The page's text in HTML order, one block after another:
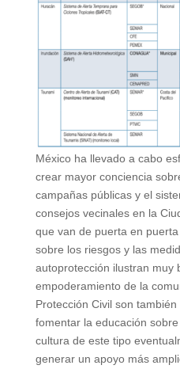
México ha llevado a cabo
crear mayor conciencia
campañas públicas y el
consejos vecinales en la
que van de puerta en
sobre los riesgos y las
autoprotección ilustran muy
empoderamiento de la
Protección Civil son
fomentar la educación
cultura de este tipo
generar un apoyo más